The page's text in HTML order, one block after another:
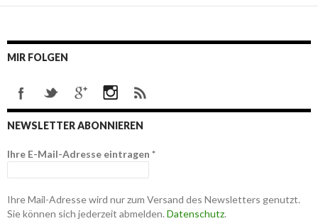
Navigation
MIR FOLGEN
NEWSLETTER ABONNIEREN
Ihre E-Mail-Adresse eintragen *
Ihre Mail-Adresse wird nur zum Versand des Newsletters genutzt.
Sie können sich jederzeit abmelden. Datenschutz.